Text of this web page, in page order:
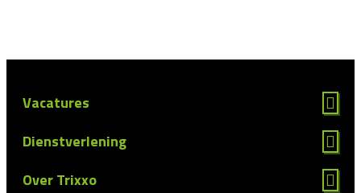
Vacatures
Dienstverlening
Over Trixxo